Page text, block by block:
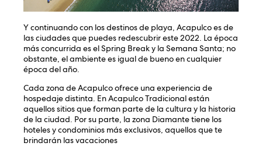
Y continuando con los destinos de playa, Acapulco es de
las ciudades que puedes redescubrir este 2022. La época
más concurrida es el Spring Break y la Semana Santa; no
obstante, el ambiente es igual de bueno en cualquier
época del año.
Cada zona de Acapulco ofrece una experiencia de
hospedaje distinta. En Acapulco Tradicional están
aquellos sitios que forman parte de la cultura y la historia
de la ciudad. Por su parte, la zona Diamante tiene los
hoteles y condominios más exclusivos, aquellos que te
brindarán las vacaciones